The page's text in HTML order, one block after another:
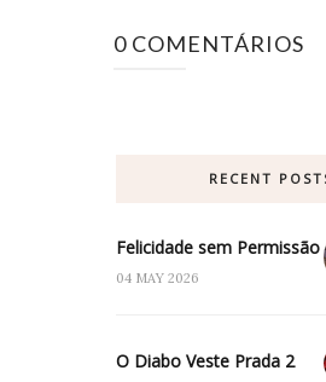
0 COMENTÁRIOS
RECENT
Felicidade sem Permissão
04 MAY 2026
O Diabo Veste Prada 2